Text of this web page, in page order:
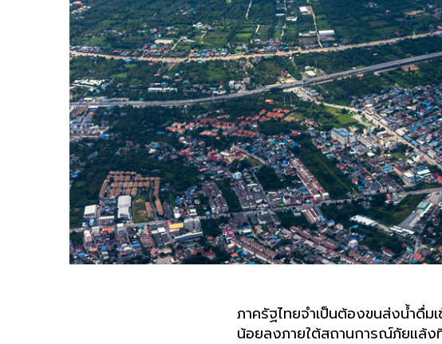
ภาครัฐไทยจำเป็นต้องขนส่งน้ำดื่ม
น้อยลงภายใต้สถานการณ์ภัยแล้งที่